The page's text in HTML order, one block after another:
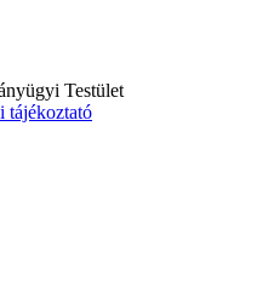
Testület
tájékoztató